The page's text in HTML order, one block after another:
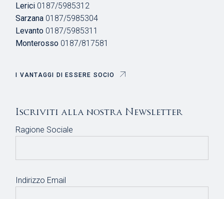
Lerici 0187/5985312
Sarzana 0187/5985304
Levanto 0187/5985311
Monterosso 0187/817581
I VANTAGGI DI ESSERE SOCIO
Iscriviti alla nostra Newsletter
Ragione Sociale
Indirizzo Email